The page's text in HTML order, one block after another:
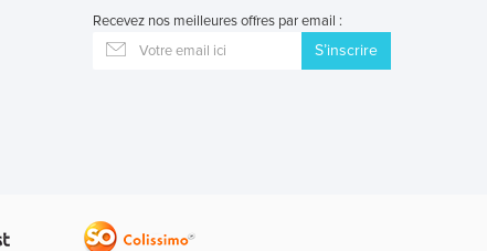
Recevez nos meilleures offres par email :
S’inscrire